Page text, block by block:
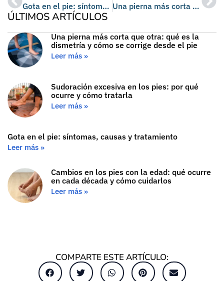
Gota en el pie: síntomas, causas y tratamiento Una pierna más corta que otra: qué es la dismetría y cómo se corrige desde el pie
ÚLTIMOS ARTÍCULOS
Una pierna más corta que otra: qué es la
dismetría y cómo se corrige desde el pie
Leer más »
Sudoración excesiva en los pies: por qué
ocurre y cómo tratarla
Leer más »
Gota en el pie: síntomas, causas y tratamiento
Leer más »
Cambios en los pies con la edad: qué ocurre
en cada década y cómo cuidarlos
Leer más »
COMPARTE ESTE ARTÍCULO: